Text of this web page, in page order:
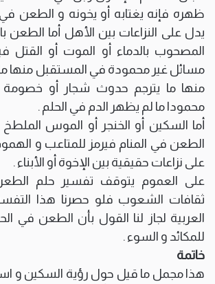
ظهره فإنه يغتابه أو يخونه و الطعن
يدل على النزاعات بين الأهل أما الطعن
المصحوب بالدماء أو الموت أو
مسائل غير محمودة في المستقبل منها
منها ما يترجم حدوث شجار أو
محمودا ما لم يظهر الدم في الحلم .
أما السكين أو الخنجر أو الموس الملطخ
الطعن في المنام فيرمز للمتاعب و
على نزاعات حقيقية بين الإخوة أو الأبناء .
على العموم يتوقف تفسير حلم
ثقافات الشعوب فلو حصرنا هذا
العربية لجاز لنا القول بأن الطعن في
للمكائد و السوء .
خاتمة
هذا مجمل ما قيل حول رؤية السكين و